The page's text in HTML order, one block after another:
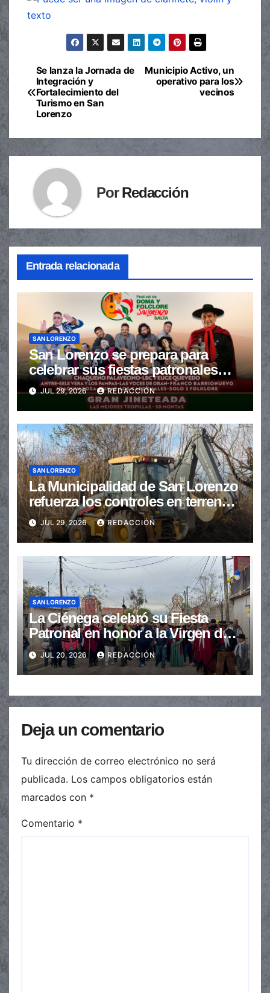
Navegación
de
Municipio Activo, un
operativo para los
vecinos
Se lanza la Jornada de
Integración y
Fortalecimiento del
Turismo en San
Lorenzo
PorRedacción
Entrada relacionada
SAN LORENZO
San Lorenzo se prepara para
celebrar sus fiestas patronales
con un gran festival de Doma y
Folclore
JUL 29, 2026 REDACCIÓN
SAN LORENZO
La Municipalidad de San Lorenzo
refuerza los controles en terrenos
baldíos para prevenir incendios
JUL 29, 2026 REDACCIÓN
SAN LORENZO
La Ciénega celebró su Fiesta
Patronal en honor a la Virgen del
Carmen
JUL 20, 2026 REDACCIÓN
Deja un comentario
Tu dirección de correo electrónico no será
publicada. Los campos obligatorios están
marcados con *
Comentario *